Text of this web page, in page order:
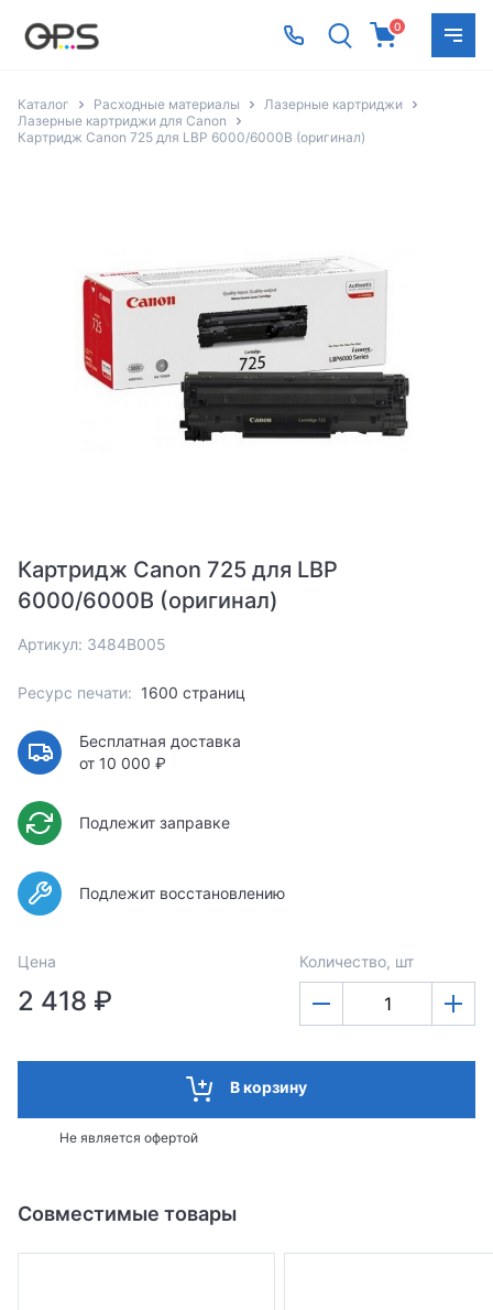
0
Каталог Расходные материалы
Лазерные картриджи
Лазерные картриджи для Canon
Картридж Canon 725 для LBP 6000/6000B (оригинал)
Картридж Canon 725 для LBP
6000/6000B (оригинал)
Артикул: 3484B005
Ресурс печати: 1600 страниц
Бесплатная доставка
от 10 000 ₽
Подлежит заправке
Подлежит восстановлению
Цена
2 418 ₽
Количество, шт
В корзину
Не является офертой
Совместимые товары